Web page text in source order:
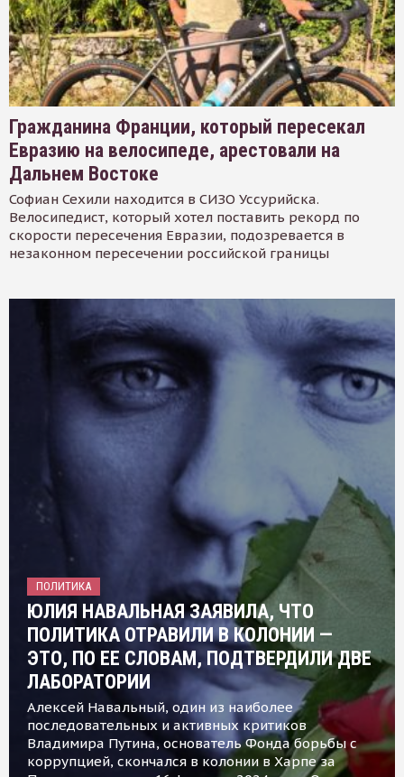
Гражданина Франции, который пересекал
Евразию на велосипеде, арестовали на
Дальнем Востоке
Софиан Сехили находится в СИЗО Уссурийска.
Велосипедист, который хотел поставить рекорд по
скорости пересечения Евразии, подозревается в
незаконном пересечении российской границы
ПОЛИТИКА
ЮЛИЯ НАВАЛЬНАЯ ЗАЯВИЛА, ЧТО
ПОЛИТИКА ОТРАВИЛИ В КОЛОНИИ —
ЭТО, ПО ЕЕ СЛОВАМ, ПОДТВЕРДИЛИ ДВЕ
ЛАБОРАТОРИИ
Алексей Навальный, один из наиболее
последовательных и активных критиков
Владимира Путина, основатель Фонда борьбы с
коррупцией, скончался в колонии в Харпе за